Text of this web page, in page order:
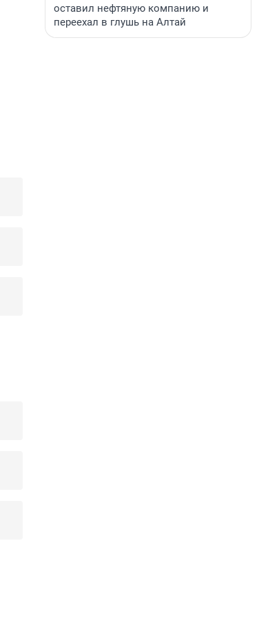
оставил нефтяную компанию и
переехал в глушь на Алтай